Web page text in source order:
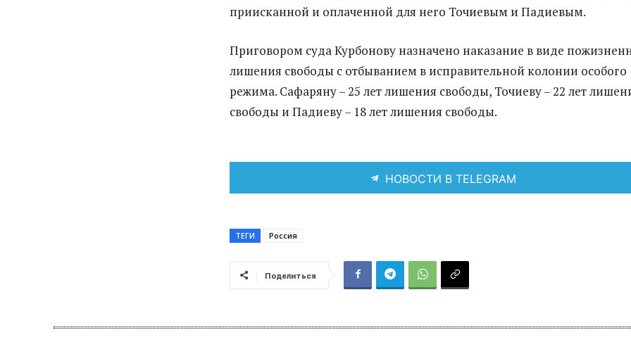
приисканной и оплаченной для него Точиевым и Падиевым.
Приговором суда Курбонову назначено наказание в виде
лишения свободы с отбыванием в исправительной колонии особого
режима. Сафаряну – 25 лет лишения свободы, Точиеву – 22 лет
свободы и Падиеву – 18 лет лишения свободы.
НОВОСТИ В TELEGRAM
ТЕГИ Россия
Поделиться